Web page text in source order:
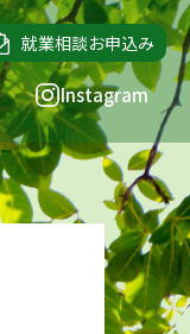
就業相談お申込み
Instagram